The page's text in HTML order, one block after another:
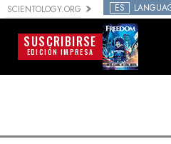
ES
SCIENTOLOGY.ORG
SUSCRIBIRSE
EDICIÓN IMPRESA